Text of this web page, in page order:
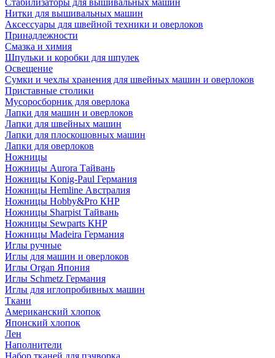
Стабилизаторы для вышивальных машин
Нитки для вышивальных машин
Аксессуары для швейной техники и оверлоков
Принадлежности
Смазка и химия
Шпульки и коробки для шпулек
Освещение
Сумки и чехлы хранения для швейных машин и оверлоков
Приставные столики
Мусоросборник для оверлока
Лапки для машин и оверлоков
Лапки для швейных машин
Лапки для плоскошовных машин
Лапки для оверлоков
Ножницы
Ножницы Aurora Тайвань
Ножницы Konig-Paul Германия
Ножницы Hemline Австралия
Ножницы Hobby&Pro КНР
Ножницы Sharpist Тайвань
Ножницы Sewparts КНР
Ножницы Madeira Германия
Иглы ручные
Иглы для машин и оверлоков
Иглы Organ Япония
Иглы Schmetz Германия
Иглы для иглопробивных машин
Ткани
Американский хлопок
Японский хлопок
Лен
Наполнители
Набор тканей для пэчворка